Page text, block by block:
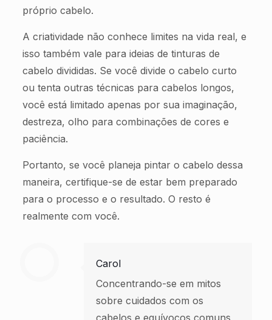
próprio cabelo.
A criatividade não conhece limites na vida real, e
isso também vale para ideias de tinturas de
cabelo divididas. Se você divide o cabelo curto
ou tenta outras técnicas para cabelos longos,
você está limitado apenas por sua imaginação,
destreza, olho para combinações de cores e
paciência.
Portanto, se você planeja pintar o cabelo dessa
maneira, certifique-se de estar bem preparado
para o processo e o resultado. O resto é
realmente com você.
Carol
Concentrando-se em mitos
sobre cuidados com os
cabelos e equívocos comuns